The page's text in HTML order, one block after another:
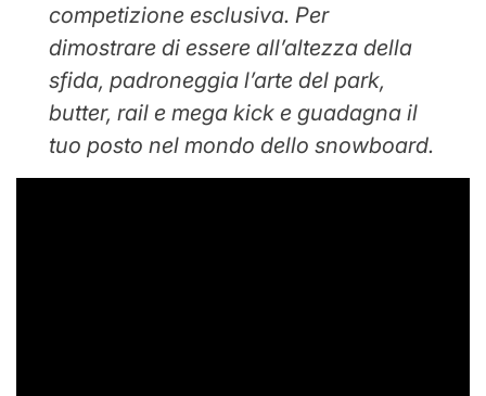
competizione esclusiva. Per
dimostrare di essere all’altezza della
sfida, padroneggia l’arte del park,
butter, rail e mega kick e guadagna il
tuo posto nel mondo dello snowboard.